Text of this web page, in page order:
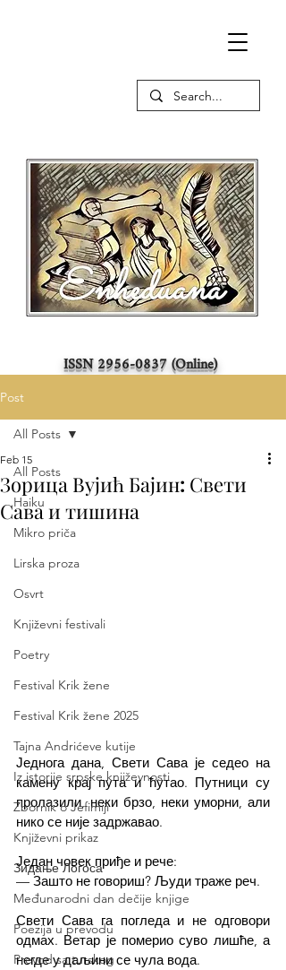
ISSN2956-0837(Online)
Post
All Posts
Haiku
Mikro priča
Lirska proza
Osvrt
Književni festivali
Poetry
Festival Krik žene
Festival Krik žene 2025
Tajna Andrićeve kutije
Iz istorije srpske književnosti
Zbornik o Jefimiji
Književni prikaz
Зидање Логоса
Međunarodni dan dečije knjige
Poezija u prevodu
Prevod sa turskog
All Posts
Зорица Вујић Бајин: Свети
Сава и тишина
Feb 15
Једнога дана, Свети Сава је седео на
камену крај пута и ћутао. Путници су
пролазили, неки брзо, неки уморни, али
нико се није задржавао.
Један човек приђе и рече:
— Зашто не говориш? Људи траже реч.
Свети Сава га погледа и не одговори
одмах. Ветар је померио суво лишће, а
негде у даљини се чула вода.